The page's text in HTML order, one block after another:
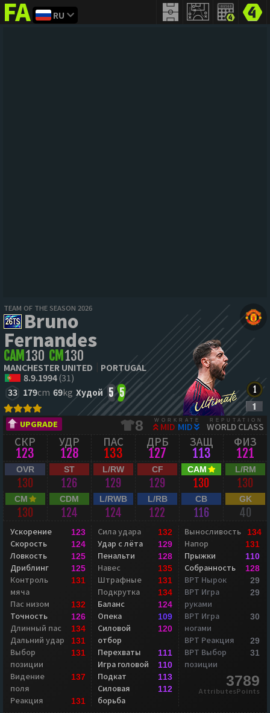
FIFAaddict
RU
TEAM OF THE SEASON 2026
Bruno
Fernandes
CAM 130 CM 130
MANCHESTER UNITED
PORTUGAL
8.9.1994(31)
33 179cm 69kg Худой 5 5
UPGRADE 8 WORKRATE
MID MID
REPUTATION
WORLD CLASS
СКР
123
УДР
128
ПАС
133
ДРБ
127
ЗАЩ
113
ФИЗ
121
OVR
130
ST
126
L/RW
129
CF
129
CAM
130
L/RM
130
CM
130
CDM
124
L/RWB
124
L/RB
122
CB
116
GK
40
Ускорение 123
Скорость 124
Ловкость 125
Дриблинг 125
Контроль
мяча
131
Пас низом 132
Точность 126
Длинный пас 134
Дальний удар 131
Выбор
позиции
131
Видение
поля
137
Реакция 131
Сила удара 132
Удар с лёта 129
Пенальти 128
Навес 135
Штрафные 131
Подкрутка 134
Баланс 124
Опека 109
Силовой
отбор
120
Перехваты 111
Игра головой 110
Подкат 113
Силовая
борьба
112
Выносливость 134
Напор 131
Прыжки 110
Собранность 128
ВРТ Нырок 29
ВРТ Игра
руками
29
ВРТ Игра
ногами
30
ВРТ Реакция 29
ВРТ Выбор
позиции
31
3789
AttributesPoints